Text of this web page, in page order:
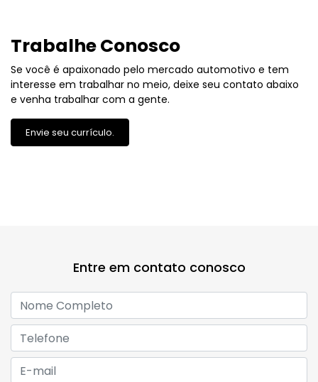
Trabalhe Conosco
Se você é apaixonado pelo mercado automotivo e tem
interesse em trabalhar no meio, deixe seu contato abaixo
e venha trabalhar com a gente.
Envie seu currículo.
Entre em contato conosco